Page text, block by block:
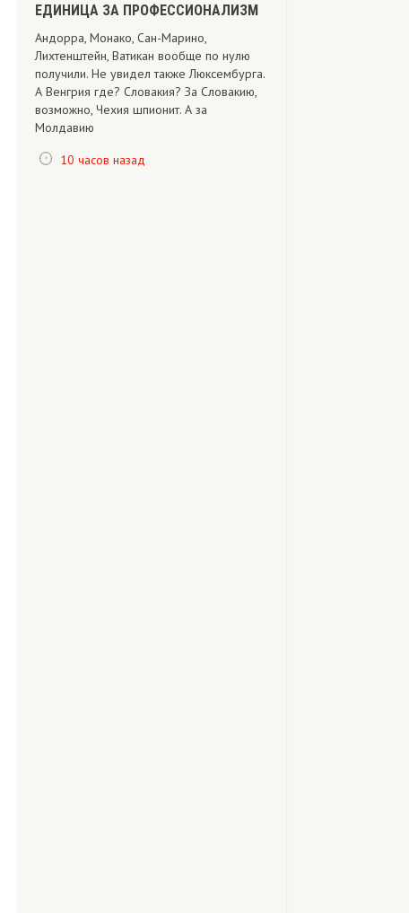
ЕДИНИЦА ЗА ПРОФЕССИОНАЛИЗМ
Андорра, Монако, Сан-Марино,
Лихтенштейн, Ватикан вообще по нулю
получили. Не увидел также Люксембурга.
А Венгрия где? Словакия? За Словакию,
возможно, Чехия шпионит. А за
Молдавию
10 часов назад